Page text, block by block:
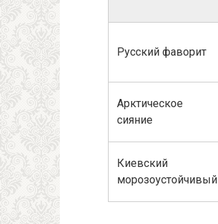
Русский фаворит
Арктическое
сияние
Киевский
морозоустойчивый